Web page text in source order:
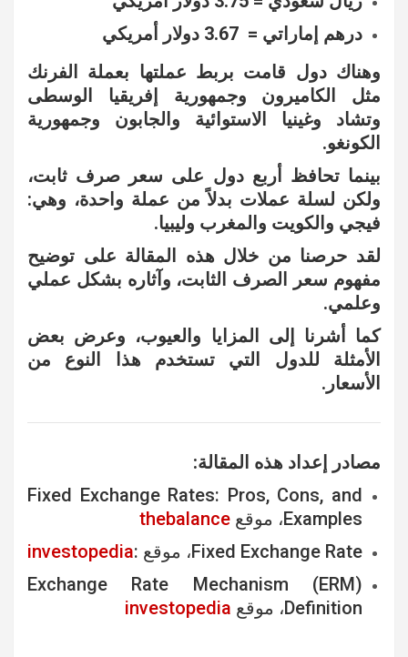
درهم إماراتي = 3.67 دولار أمريكي
وهناك دول قامت بربط عملتها بعملة الفرنك
مثل الكاميرون وجمهورية إفريقيا الوسطى
وتشاد وغينيا الاستوائية والجابون وجمهورية
الكونغو.
بينما تحافظ أربع دول على سعر صرف ثابت،
ولكن لسلة عملات بدلاً من عملة واحدة، وهي:
فيجي والكويت والمغرب وليبيا.
لقد حرصنا من خلال هذه المقالة على توضيح
مفهوم سعر الصرف الثابت، وآثاره بشكل عملي
وعلمي.
كما أشرنا إلى المزايا والعيوب، وعرض بعض
الأمثلة للدول التي تستخدم هذا النوع من
الأسعار.
مصادر إعداد هذه المقالة:
Fixed Exchange Rates: Pros, Cons, and
Examples، موقع
thebalance
Fixed Exchange Rate، موقع :
investopedia
Exchange Rate Mechanism (ERM)
Definition، موقع
investopedia